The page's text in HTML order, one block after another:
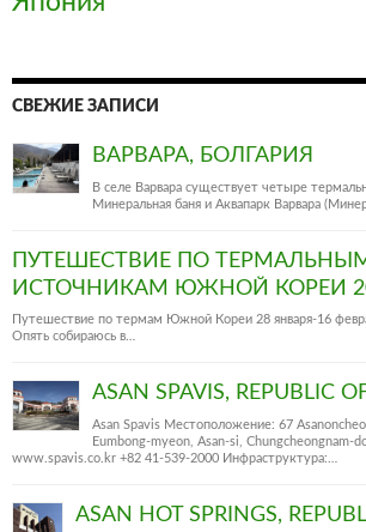
СВЕЖИЕ ЗАПИСИ
ВАРВАРА, БОЛГАРИЯ
В селе Варвара существует четыре
Минеральная баня и Аквапарк Варвара
ПУТЕШЕСТВИЕ ПО
ИСТОЧНИКАМ ЮЖНОЙ КОРЕИ
Путешествие по термам Южной Кореи 28 января-16
Опять собираюсь в…
ASAN SPAVIS, REPUBLIC
Asan Spavis Местоположение: 67
Eumbong-myeon, Asan-si, Chungcheongnam-
www.spavis.co.kr +82 41-539-2000 Инфраструктура:…
ASAN HOT SPRINGS,